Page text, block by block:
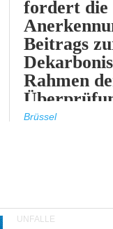
fordert die
Beitrags
Rahmen
ETS.
Brüssel
UNFÄLLE